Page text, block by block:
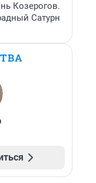
Козерогов.
Сатурн